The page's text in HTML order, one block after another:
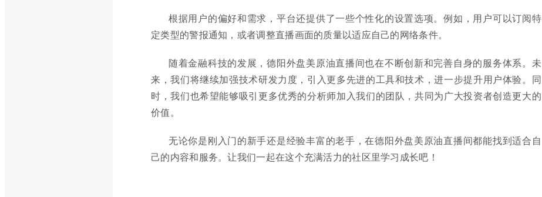
根据用户的偏好和需求，平台还提供了一些个性化的设置选项。例如，用户可以订阅特
定类型的警报通知，或者调整直播画面的质量以适应自己的网络条件。
随着金融科技的发展，德阳外盘美原油直播间也在不断创新和完善自身的服务体系。未
来，我们将继续加强技术研发力度，引入更多先进的工具和技术，进一步提升用户体验。同
时，我们也希望能够吸引更多优秀的分析师加入我们的团队，共同为广大投资者创造更大的
价值。
无论你是刚入门的新手还是经验丰富的老手，在德阳外盘美原油直播间都能找到适合自
己的内容和服务。让我们一起在这个充满活力的社区里学习成长吧！